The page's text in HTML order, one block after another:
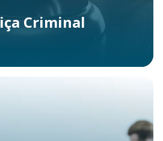
Criminal